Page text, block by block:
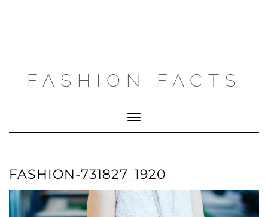
FASHION FACTS
Toggle
Navigation
FASHION-731827_1920